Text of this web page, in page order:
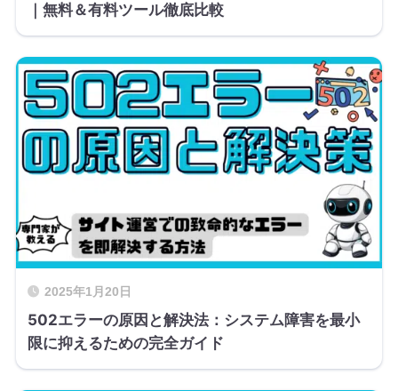
｜無料＆有料ツール徹底比較
2025年1月20日
502エラーの原因と解決法：システム障害を最小
限に抑えるための完全ガイド